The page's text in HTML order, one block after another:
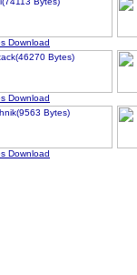
Download
Download
Download